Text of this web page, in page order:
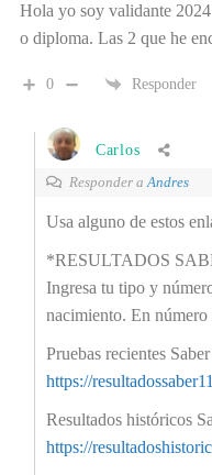
Hola yo soy validante
o diploma. Las 2 que he
0 Responder
Carlos
Responder aAndres
Usa alguno de estos
*RESULTADOS
Ingresa tu tipo y
nacimiento. En número
Pruebas recientes
https://
Resultados históricos
https://